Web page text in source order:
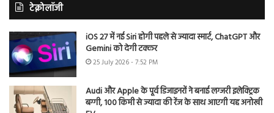
टेक्नोलॉजी
iOS 27 में नई Siri होगी पहले से ज्यादा स्मार्ट, ChatGPT और
Gemini को देगी टक्कर
25 July 2026 - 7:52 PM
Audi और Apple के पूर्व डिजाइनरों ने बनाई लग्जरी इलेक्ट्रिक
बग्गी, 100 किमी से ज्यादा की रेंज के साथ आएगी यह अनोखी